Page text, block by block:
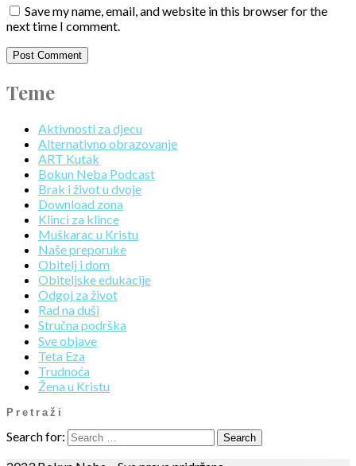
Save my name, email, and website in this browser for the
next time I comment.
Teme
Aktivnosti za djecu
Alternativno obrazovanje
ART Kutak
Bokun Neba Podcast
Brak i život u dvoje
Download zona
Klinci za klince
Muškarac u Kristu
Naše preporuke
Obitelj i dom
Obiteljske edukacije
Odgoj za život
Rad na duši
Stručna podrška
Sve objave
Teta Eza
Trudnoća
Žena u Kristu
Pretraži
Search for: